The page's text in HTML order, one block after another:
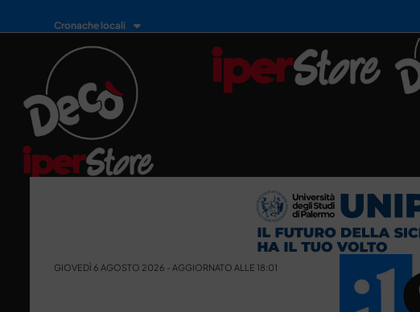
Cronache locali
GIOVEDÌ 6 AGOSTO 2026 - AGGIORNATO ALLE 18:01